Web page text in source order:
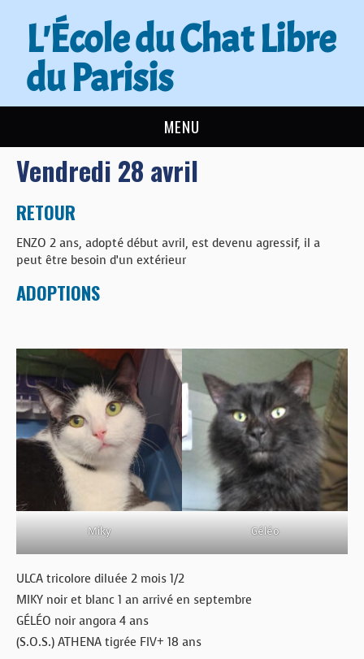
L'École du Chat Libre
du Parisis
MENU
L’ÉCOLE DU CHAT
ACTUALITÉS
ADOPTER
NOUS AIDER
BOUTIQUE
FORUM
Vendredi 28 avril
RETOUR
ENZO 2 ans, adopté début avril, est devenu agressif, il a
peut être besoin d’un extérieur
ADOPTIONS
Miky Géléo
ULCA tricolore diluée 2 mois 1/2
MIKY noir et blanc 1 an arrivé en septembre
GÉLÉO noir angora 4 ans
(S.O.S.) ATHENA tigrée FIV+ 18 ans